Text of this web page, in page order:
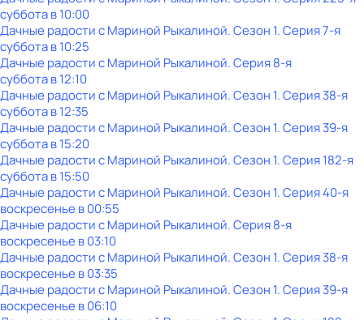
субботав10:00
Дачные радости с Мариной Рыкалиной. Сезон 1. Серия 7-я
субботав10:25
Дачные радости с Мариной Рыкалиной. Серия 8-я
субботав12:10
Дачные радости с Мариной Рыкалиной. Сезон 1. Серия 38-я
субботав12:35
Дачные радости с Мариной Рыкалиной. Сезон 1. Серия 39-я
субботав15:20
Дачные радости с Мариной Рыкалиной. Сезон 1. Серия 182-я
субботав15:50
Дачные радости с Мариной Рыкалиной. Сезон 1. Серия 40-я
воскресенье в00:55
Дачные радости с Мариной Рыкалиной. Серия 8-я
воскресенье в03:10
Дачные радости с Мариной Рыкалиной. Сезон 1. Серия 38-я
воскресенье в03:35
Дачные радости с Мариной Рыкалиной. Сезон 1. Серия 39-я
воскресенье в06:10